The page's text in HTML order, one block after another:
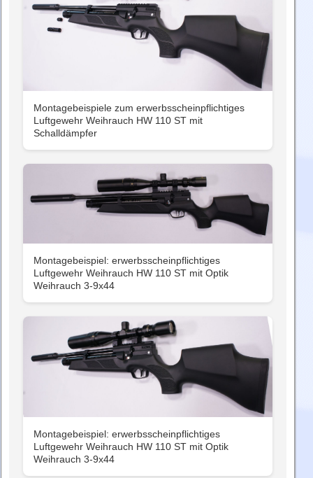
Montagebeispiele zum erwerbsscheinpflichtiges
Luftgewehr Weihrauch HW 110 ST mit
Schalldämpfer
Montagebeispiel: erwerbsscheinpflichtiges
Luftgewehr Weihrauch HW 110 ST mit Optik
Weihrauch 3-9x44
Montagebeispiel: erwerbsscheinpflichtiges
Luftgewehr Weihrauch HW 110 ST mit Optik
Weihrauch 3-9x44